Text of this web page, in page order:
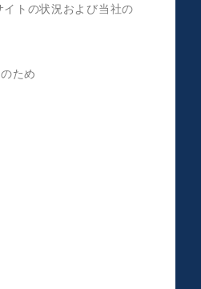
トの状況および当社の
ため